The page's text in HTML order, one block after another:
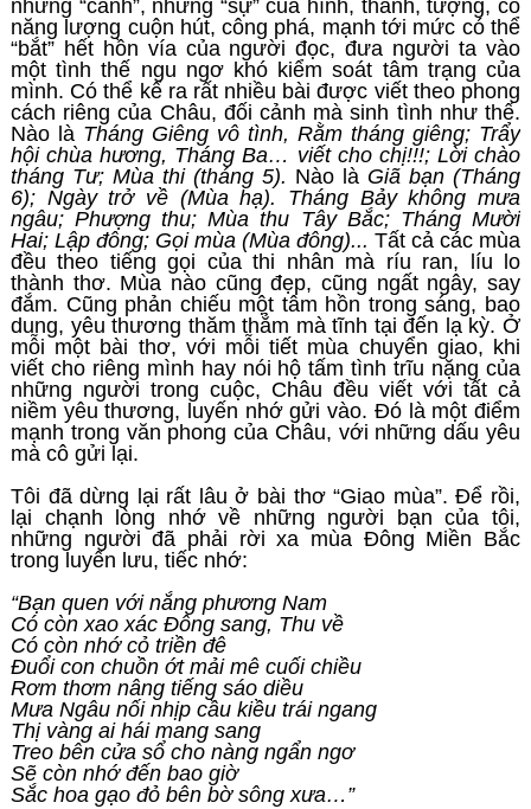
những “cảnh”, những “sự” của hình, thanh, tượng, có
năng lượng cuộn hút, công phá, mạnh tới mức có thể
“bắt” hết hồn vía của người đọc, đưa người ta vào
một tình thế ngu ngơ khó kiểm soát tâm trạng của
mình. Có thể kể ra rất nhiều bài được viết theo phong
cách riêng của Châu, đối cảnh mà sinh tình như thế.
Nào là Tháng Giêng vô tình, Rằm tháng giêng; Trẩy
hội chùa hương, Tháng Ba… viết cho chị!!!; Lời chào
tháng Tư; Mùa thi (tháng 5). Nào là Giã bạn (Tháng
6); Ngày trở về (Mùa hạ). Tháng Bảy không mưa
ngâu; Phượng thu; Mùa thu Tây Bắc; Tháng Mười
Hai; Lập đông; Gọi mùa (Mùa đông)... Tất cả các mùa
đều theo tiếng gọi của thi nhân mà ríu ran, líu lo
thành thơ. Mùa nào cũng đẹp, cũng ngất ngây, say
đắm. Cũng phản chiếu một tâm hồn trong sáng, bao
dung, yêu thương thăm thẳm mà tĩnh tại đến lạ kỳ. Ở
mỗi một bài thơ, với mỗi tiết mùa chuyển giao, khi
viết cho riêng mình hay nói hộ tấm tình trĩu nặng của
những người trong cuộc, Châu đều viết với tất cả
niềm yêu thương, luyến nhớ gửi vào. Đó là một điểm
mạnh trong văn phong của Châu, với những dấu yêu
mà cô gửi lại.
Tôi đã dừng lại rất lâu ở bài thơ “Giao mùa”. Để rồi,
lại chạnh lòng nhớ về những người bạn của tôi,
những người đã phải rời xa mùa Đông Miền Bắc
trong luyến lưu, tiếc nhớ:
“Bạn quen với nắng phương Nam
Có còn xao xác Đông sang, Thu về
Có còn nhớ cỏ triền đê
Đuổi con chuồn ớt mải mê cuối chiều
Rơm thơm nâng tiếng sáo diều
Mưa Ngâu nối nhịp cầu kiều trái ngang
Thị vàng ai hái mang sang
Treo bên cửa sổ cho nàng ngẩn ngơ
Sẽ còn nhớ đến bao giờ
Sắc hoa gạo đỏ bên bờ sông xưa…”